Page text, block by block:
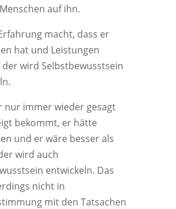
auf ihn.
macht, dass er
hat und Leistungen
wird Selbstbewusstsein
nur immer wieder gesagt
bekommt, er hätte
und er wäre besser als
wird auch
entwickeln. Das
nicht in
mit den Tatsachen